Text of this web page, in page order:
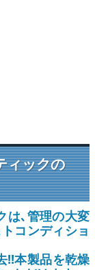
ィックの
は､管理の大変
コンディショ
!!本製品を乾燥